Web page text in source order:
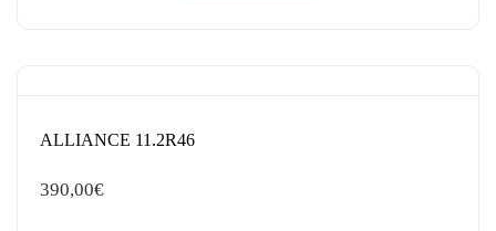
ALLIANCE 11.2R46
390,00€